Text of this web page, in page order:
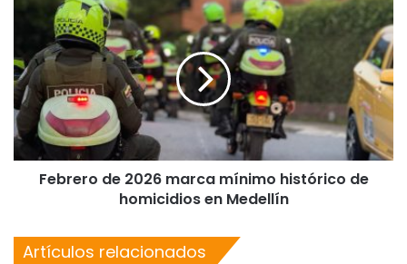
Febrero de 2026 marca mínimo histórico de
homicidios en Medellín
Artículos relacionados